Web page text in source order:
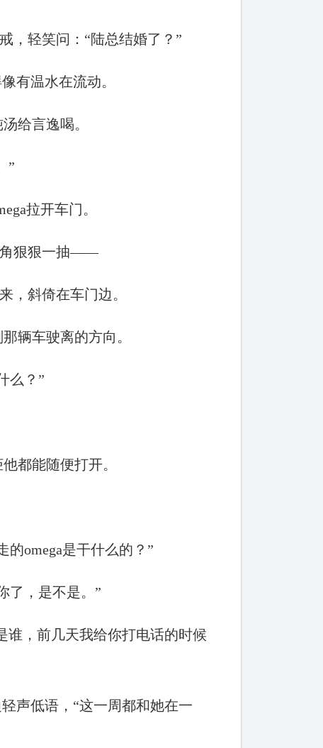
，轻笑问：“陆总结婚了？”
有温水在流动。
给言逸喝。
”
拉开车门。
角狠狠一抽——
，斜倚在车门边。
辆车驶离的方向。
么？”
都能随便打开。
omega是干什么的？”
了，是不是。”
谁，前几天我给你打电话的时候
声低语，“这一周都和她在一